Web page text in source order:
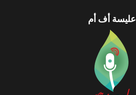
عليسة أف أم